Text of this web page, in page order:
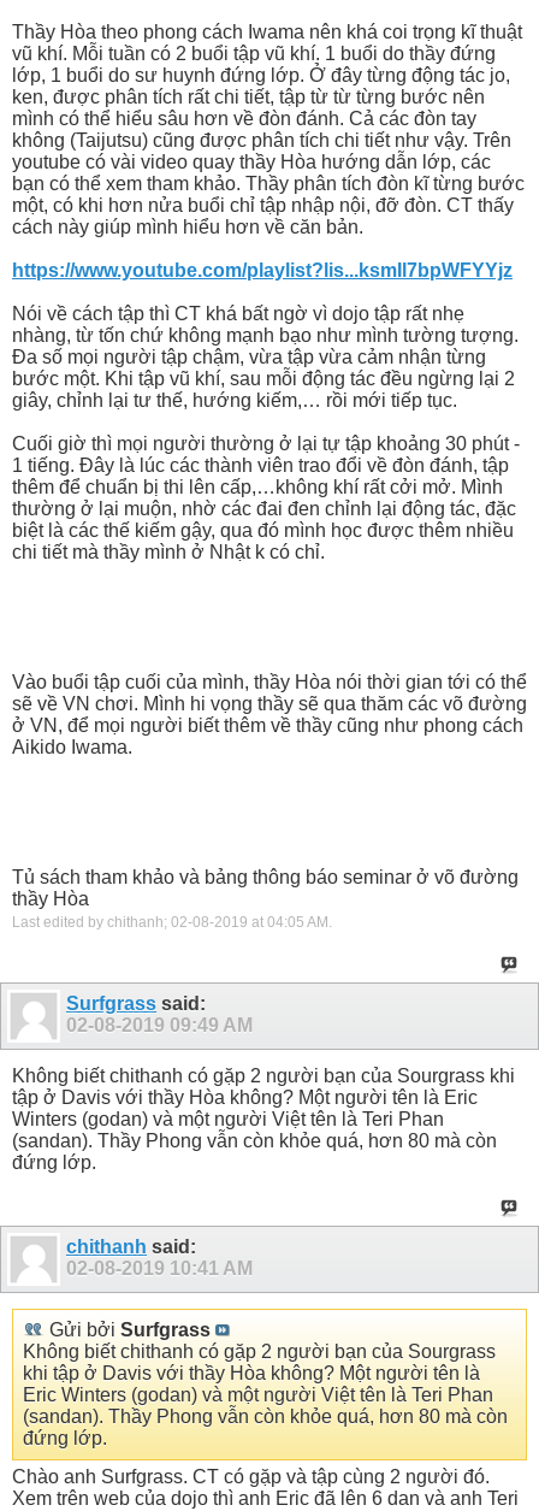
Thầy Hòa theo phong cách Iwama nên khá coi trọng kĩ thuật
vũ khí. Mỗi tuần có 2 buổi tập vũ khí. 1 buổi do thầy đứng
lớp, 1 buổi do sư huynh đứng lớp. Ở đây từng động tác jo,
ken, được phân tích rất chi tiết, tập từ từ từng bước nên
mình có thể hiểu sâu hơn về đòn đánh. Cả các đòn tay
không (Taijutsu) cũng được phân tích chi tiết như vậy. Trên
youtube có vài video quay thầy Hòa hướng dẫn lớp, các
bạn có thể xem tham khảo. Thầy phân tích đòn kĩ từng bước
một, có khi hơn nửa buổi chỉ tập nhập nội, đỡ đòn. CT thấy
cách này giúp mình hiểu hơn về căn bản.
https://www.youtube.com/playlist?lis...ksmIl7bpWFYYjz
Nói về cách tập thì CT khá bất ngờ vì dojo tập rất nhẹ
nhàng, từ tốn chứ không mạnh bạo như mình tường tượng.
Đa số mọi người tập chậm, vừa tập vừa cảm nhận từng
bước một. Khi tập vũ khí, sau mỗi động tác đều ngừng lại 2
giây, chỉnh lại tư thế, hướng kiếm,… rồi mới tiếp tục.
Cuối giờ thì mọi người thường ở lại tự tập khoảng 30 phút -
1 tiếng. Đây là lúc các thành viên trao đổi về đòn đánh, tập
thêm để chuẩn bị thi lên cấp,…không khí rất cởi mở. Mình
thường ở lại muộn, nhờ các đai đen chỉnh lại động tác, đặc
biệt là các thế kiếm gậy, qua đó mình học được thêm nhiều
chi tiết mà thầy mình ở Nhật k có chỉ.
Vào buổi tập cuối của mình, thầy Hòa nói thời gian tới có thể
sẽ về VN chơi. Mình hi vọng thầy sẽ qua thăm các võ đường
ở VN, để mọi người biết thêm về thầy cũng như phong cách
Aikido Iwama.
Tủ sách tham khảo và bảng thông báo seminar ở võ đường
thầy Hòa
Last edited by chithanh; 02-08-2019 at 04:05 AM .
Surfgrass said:
02-08-2019 09:49 AM
Không biết chithanh có gặp 2 người bạn của Sourgrass khi
tập ở Davis với thầy Hòa không? Một người tên là Eric
Winters (godan) và một người Việt tên là Teri Phan
(sandan). Thầy Phong vẫn còn khỏe quá, hơn 80 mà còn
đứng lớp.
chithanh said:
02-08-2019 10:41 AM
Gửi bởi Surfgrass
Không biết chithanh có gặp 2 người bạn của Sourgrass
khi tập ở Davis với thầy Hòa không? Một người tên là
Eric Winters (godan) và một người Việt tên là Teri Phan
(sandan). Thầy Phong vẫn còn khỏe quá, hơn 80 mà còn
đứng lớp.
Chào anh Surfgrass. CT có gặp và tập cùng 2 người đó.
Xem trên web của dojo thì anh Eric đã lên 6 dan và anh Teri